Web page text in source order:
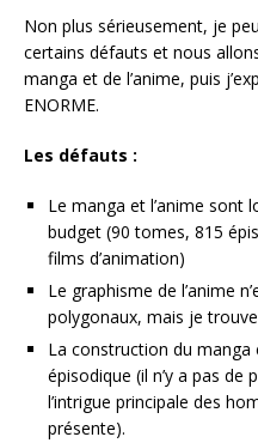
Non plus sérieusement, je
certains défauts et nous
manga et de l’anime, puis
ENORME.
Les défauts :
Le manga et l’anime sont
budget (90 tomes, 815
films d’animation)
Le graphisme de l’anime
polygonaux, mais je
La construction du
épisodique (il n’y a pas
l’intrigue principale des
présente).